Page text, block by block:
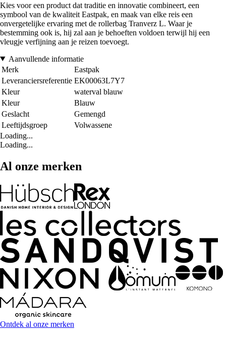
Kies voor een product dat traditie en innovatie combineert, een
symbool van de kwaliteit Eastpak, en maak van elke reis een
onvergetelijke ervaring met de rollerbag Tranverz L. Waar je
bestemming ook is, hij zal aan je behoeften voldoen terwijl hij een
vleugje verfijning aan je reizen toevoegt.
Aanvullende informatie
Merk
Eastpak
Leveranciersreferentie EK00063L7Y7
Kleur
waterval blauw
Kleur
Blauw
Geslacht
Gemengd
Leeftijdsgroep
Volwassene
Loading...
Loading...
Al onze merken
Ontdek al onze merken